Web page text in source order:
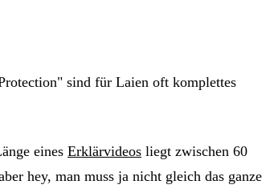
sind für Laien oft komplettes
eines Erklärvideos liegt zwischen 60
hey, man muss ja nicht gleich das ganze